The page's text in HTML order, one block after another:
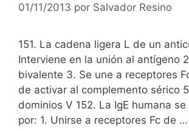
01/11/2013 por Salvador Resino
151. La cadena ligera L de un
Interviene en la unión al antígeno
bivalente 3. Se une a receptores
de activar al complemento sérico
dominios V 152. La IgE humana
por: 1. Unirse a receptores Fc de …